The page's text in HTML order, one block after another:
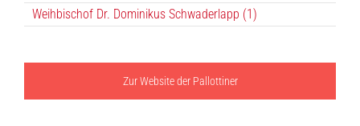
Weihbischof Dr. Dominikus Schwaderlapp (1)
Zur Website der Pallottiner